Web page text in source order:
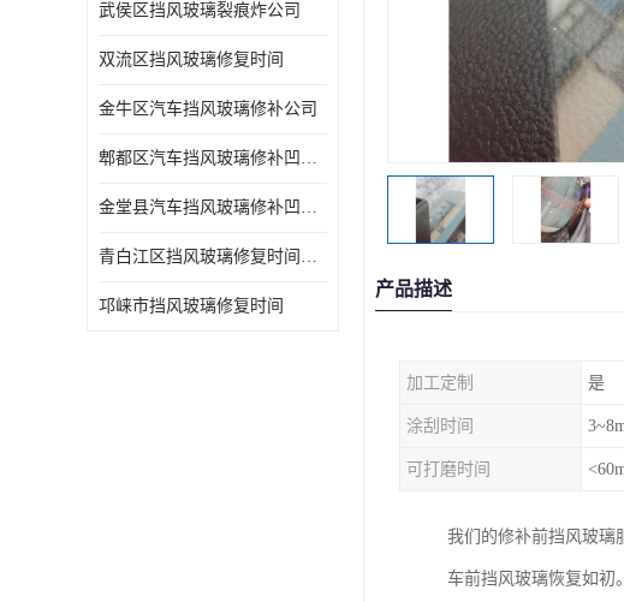
武侯区挡风玻璃裂痕炸公司
双流区挡风玻璃修复时间
金牛区汽车挡风玻璃修补公司
郫都区汽车挡风玻璃修补凹陷修复公司
金堂县汽车挡风玻璃修补凹陷修复公司
青白江区挡风玻璃修复时间公司
邛崃市挡风玻璃修复时间
产品描述
加工定制 是
涂刮时间
可打磨时间
我们的修补前挡风玻璃
车前挡风玻璃恢复如初。